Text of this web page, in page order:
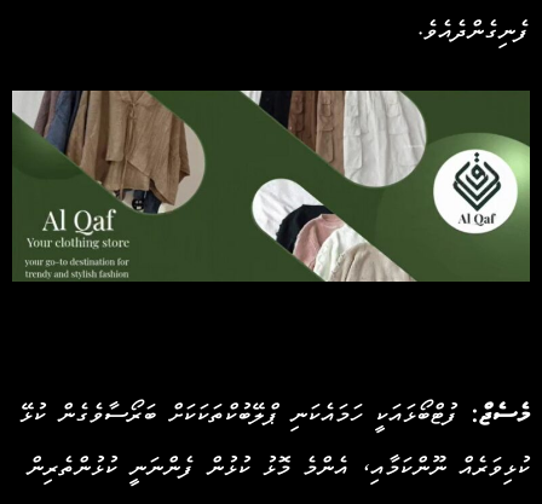
ފެނިގެންދެއެވެ.
މެސެޖް:ފުޓްބޯޅައަކީ ހަމައެކަނި ޕްލޭބުކްތަކަކަށް ބަރޯސާވެގެން ކުޅޭ
ކުޅިވަރެއް ނޫންކަމާއި، އެންމެ މޮޅު ކުޅުން ފެންނަނީ ކުޅުންތެރިން